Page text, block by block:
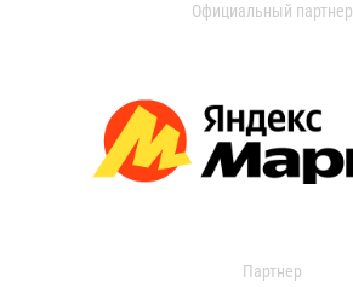
Официальный партнер
Партнер